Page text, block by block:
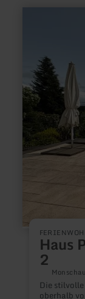
Haus
2
Monschau
Die
oberhalb
Ferienwohnung